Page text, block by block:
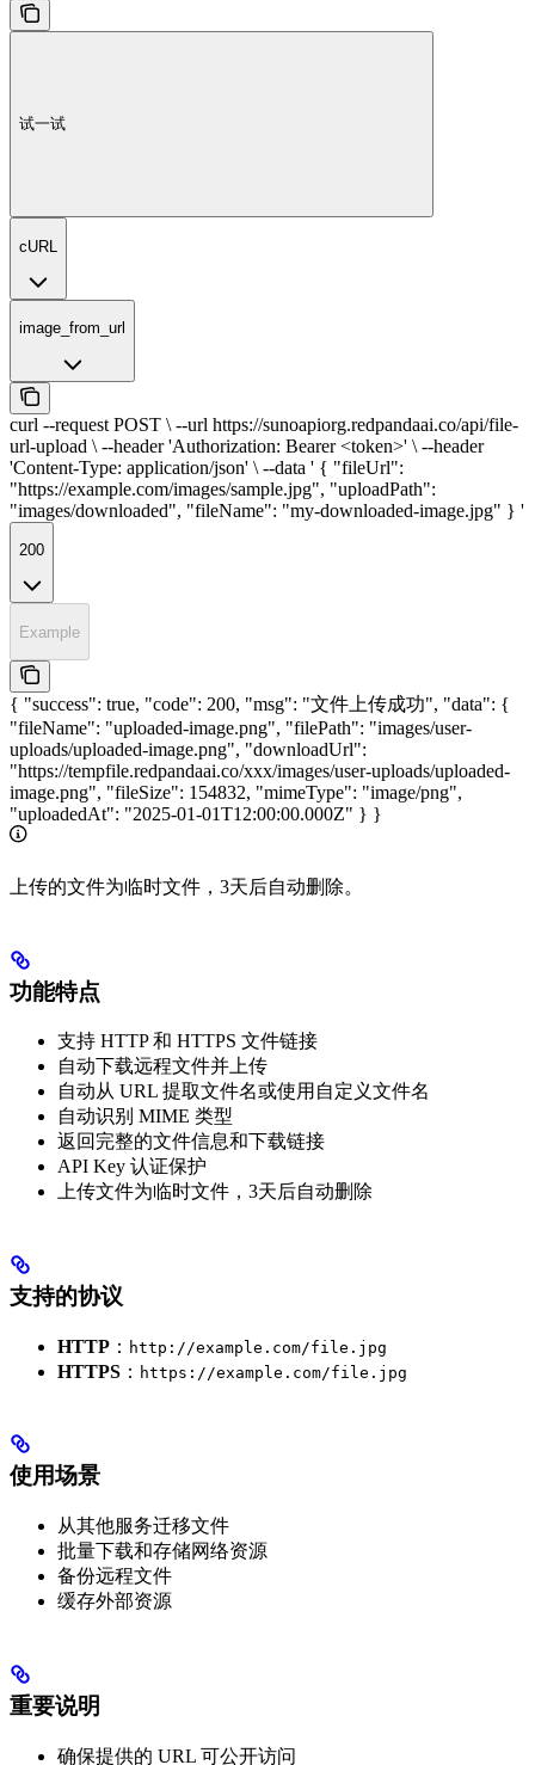
试一试
cURL
image_from_url
curl --request POST \ --url https://sunoapiorg.redpandaai.co/api/file-
url-upload \ --header 'Authorization: Bearer <token>' \ --header
'Content-Type: application/json' \ --data ' { "fileUrl":
"https://example.com/images/sample.jpg", "uploadPath":
"images/downloaded", "fileName": "my-downloaded-image.jpg" } '
200
Example
{ "success": true, "code": 200, "msg": "文件上传成功", "data": {
"fileName": "uploaded-image.png", "filePath": "images/user-
uploads/uploaded-image.png", "downloadUrl":
"https://tempfile.redpandaai.co/xxx/images/user-uploads/uploaded-
image.png", "fileSize": 154832, "mimeType": "image/png",
"uploadedAt": "2025-01-01T12:00:00.000Z" } }
上传的文件为临时文件，3天后自动删除。
功能特点
支持 HTTP 和 HTTPS 文件链接
自动下载远程文件并上传
自动从 URL 提取文件名或使用自定义文件名
自动识别 MIME 类型
返回完整的文件信息和下载链接
API Key 认证保护
上传文件为临时文件，3天后自动删除
支持的协议
HTTP ： http://example.com/file.jpg
HTTPS ： https://example.com/file.jpg
使用场景
从其他服务迁移文件
批量下载和存储网络资源
备份远程文件
缓存外部资源
重要说明
确保提供的 URL 可公开访问